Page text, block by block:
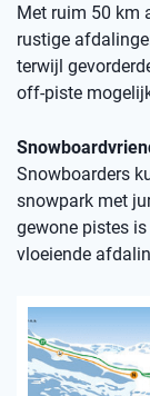
Met ruim 50 km
rustige
terwijl
off-piste
Snowboarders
snowpark met
gewone pistes
vloeiende